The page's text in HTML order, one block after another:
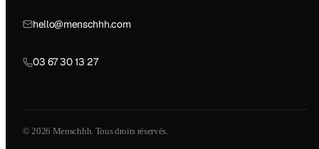
hello@menschhh.com
03 67 30 13 27
© 2026 Menschhh. Tous droits réservés.